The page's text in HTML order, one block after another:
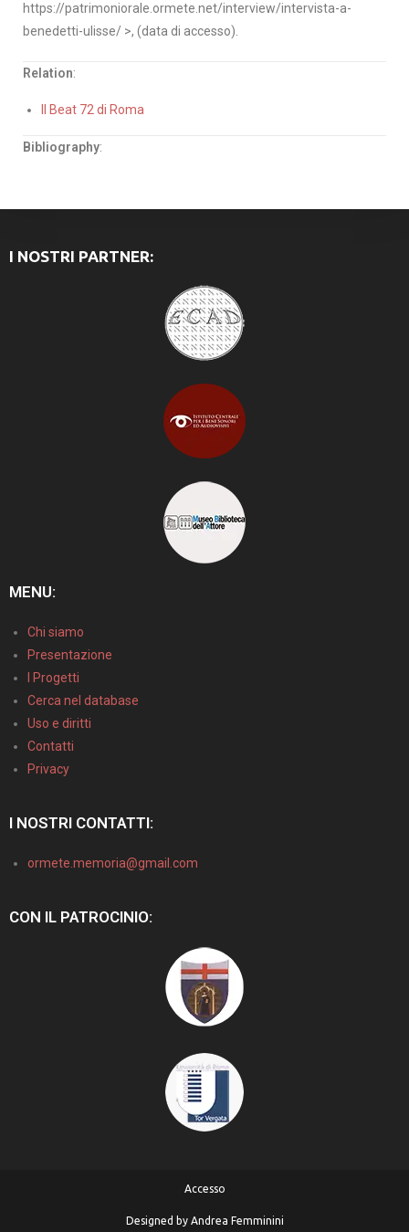
https://patrimoniorale.ormete.net/interview/intervista-a-
benedetti-ulisse/ >, (data di accesso).
Relation:
Il Beat 72 di Roma
Bibliography:
I NOSTRI PARTNER:
MENU:
Chi siamo
Presentazione
I Progetti
Cerca nel database
Uso e diritti
Contatti
Privacy
I NOSTRI CONTATTI:
ormete.memoria@gmail.com
CON IL PATROCINIO:
Accesso
Designed by Andrea Femminini